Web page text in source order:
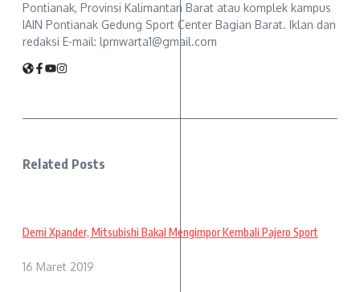
Pontianak, Provinsi Kalimantan Barat atau komplek kampus
IAIN Pontianak Gedung Sport Center Bagian Barat. Iklan dan
redaksi E-mail: lpmwarta1@gmail.com
Related Posts
Demi Xpander, Mitsubishi Bakal Mengimpor Kembali Pajero Sport
16 Maret 2019